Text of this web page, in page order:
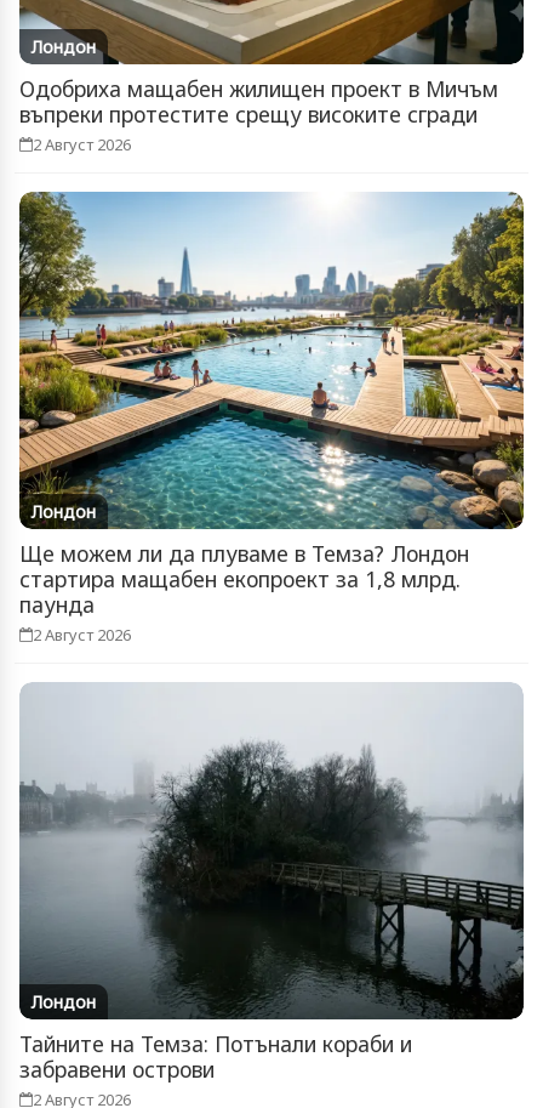
Лондон
Одобриха мащабен жилищен проект в Мичъм
въпреки протестите срещу високите сгради
2 Август 2026
Лондон
Ще можем ли да плуваме в Темза? Лондон
стартира мащабен екопроект за 1,8 млрд.
паунда
2 Август 2026
Лондон
Тайните на Темза: Потънали кораби и
забравени острови
2 Август 2026